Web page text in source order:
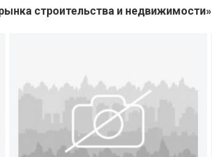
строительства и недвижимости»